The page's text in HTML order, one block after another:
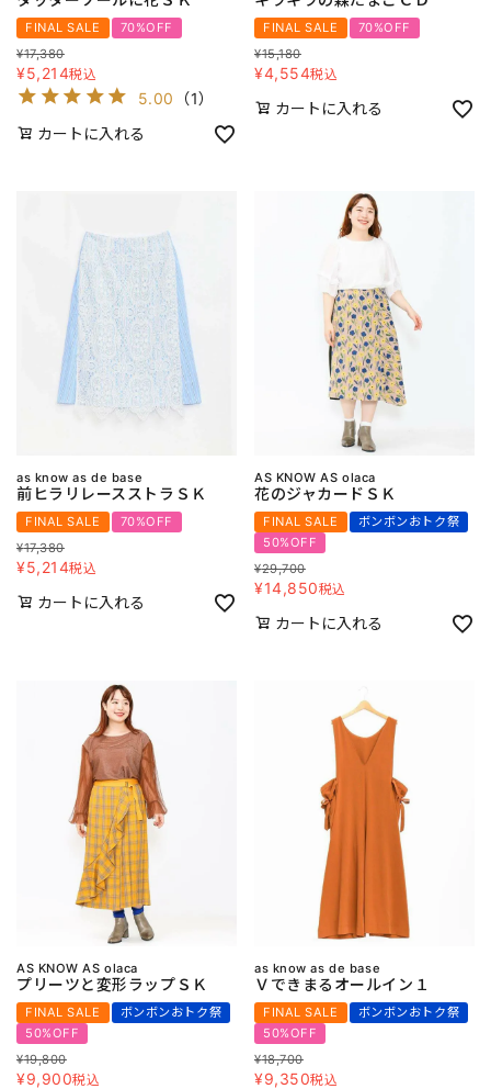
FINAL SALE
70%OFF
¥17,380
¥5,214税込
5.00 （1）
カートに入れる
FINAL SALE
70%OFF
¥15,180
¥4,554税込
カートに入れる
as know as de base
前ヒラリレースストラＳＫ
FINAL SALE
70%OFF
¥17,380
¥5,214税込
カートに入れる
AS KNOW AS olaca
花のジャカードＳＫ
FINAL SALE
ボンボンおトク祭
50%OFF
¥29,700
¥14,850税込
カートに入れる
AS KNOW AS olaca
プリーツと変形ラップＳＫ
FINAL SALE
ボンボンおトク祭
50%OFF
¥19,800
¥9,900税込
as know as de base
Ｖできまるオールイン１
FINAL SALE
ボンボンおトク祭
50%OFF
¥18,700
¥9,350税込